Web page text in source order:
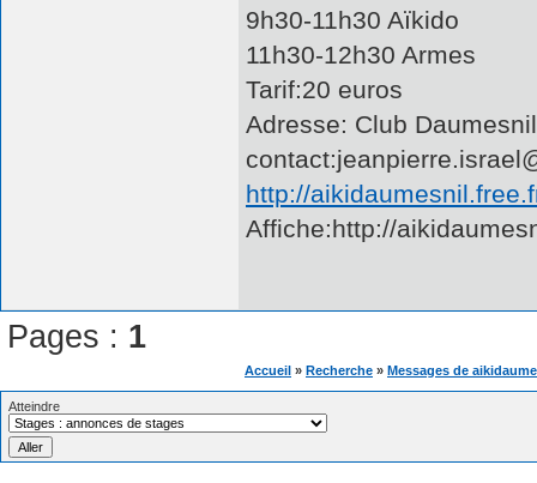
9h30-11h30 Aïkido
11h30-12h30 Armes
Tarif:20 euros
Adresse: Club
http://
Affiche:http://
Pages : 1
Accueil » Recherche » Messages de
Atteindre